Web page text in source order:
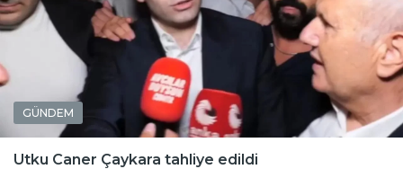
GÜNDEM
Utku Caner Çaykara tahliye edildi